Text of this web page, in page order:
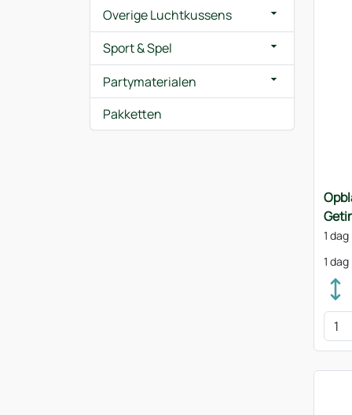
Overige Luchtkussens
Sport & Spel
Partymaterialen
Pakketten
1 dag
1 dag